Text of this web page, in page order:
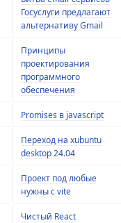
Госуслуги предлагают
альтернативу Gmail
Принципы
проектирования
программного
обеспечения
Promises в javascript
Переход на xubuntu
desktop 24.04
Проект под любые
нужны с vite
Чистый React